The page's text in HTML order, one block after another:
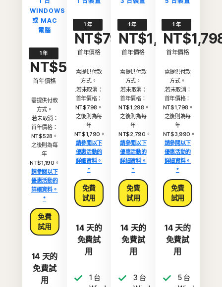
WINDOWS
或 MAC
電腦
1 年
NT$528
首年價格
需提供付款
方式。
.若未取消：
首年價格：
NT$528。
之後則為每
年
NT$1,190。
請參閱以下
優惠活動的
詳細資料。
*
免費
試用
14 天的
免費試
用
1 年
NT$798
首年價格
需提供付款
方式。
.若未取消：
首年價格：
NT$798。
之後則為每
年
NT$1,790。
請參閱以下
優惠活動的
詳細資料。
*
免費
試用
14 天的
免費試
用
1 台
1 年
NT$1,298
首年價格
需提供付款
方式。
.若未取消：
首年價格：
NT$1,298。
之後則為每
年
NT$2,790。
請參閱以下
優惠活動的
詳細資料。
*
免費
試用
14 天的
免費試
用
3 台
1 年
首年價格
需提供付款
方式。
.若未取消：
首年價格：
NT$1,798。
之後則為每
年
NT$3,990。
請參閱以下
優惠活動的
詳細資料。
*
免費
試用
14 天的
免費試
用
5 台